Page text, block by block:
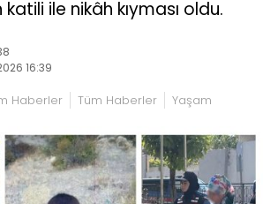
ile nikâh kıyması oldu.
16:39
Haberler Tüm Haberler Yaşam